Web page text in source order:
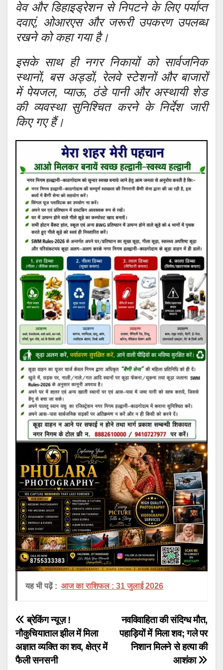
वेव और डिहाइड्रेशन से निपटने के लिए पर्याप्त
दवाएं, ओआरएस और जरूरी उपकरण उपलब्ध
रखने को कहा गया है।
इसके साथ ही नगर निकायों को सार्वजनिक
स्थानों, बस अड्डों, रेलवे स्टेशनों और बाजारों
में पेयजल, प्याऊ, ठंडे पानी और अस्थायी शेड
की व्यवस्था सुनिश्चित करने के निर्देश जारी
किए गए हैं।
यह भी पढ़ें : आज का राशिफल : 31 जुलाई 2026
Post
navigation
नवविवाहिता की संदिग्ध मौत,
पहाड़ियों में मिला शव; गले पर
निशान मिलने से हत्या की
आशंका
ब्रेकिंग न्यूज़ !
नौकुचियाताल झील में मिला
अज्ञात व्यक्ति का शव, क्षेत्र में
फैली सनसनी